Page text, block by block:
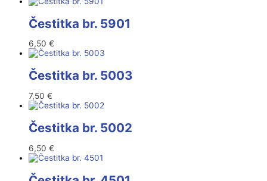
Čestitka br. 5901
6,50 €
Čestitka br. 5003
7,50 €
Čestitka br. 5002
6,50 €